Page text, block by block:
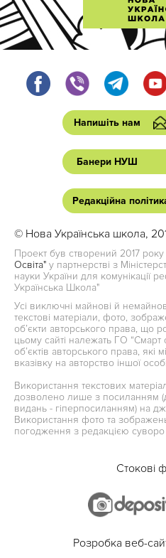
Напишіть нам
Банери НУШ
Редакційна
© Нова Українська школа,
Проект був створений 2017 року
Освіта" у партнерстві з
науки України для комунікації
Українська Школа"
Усі виключні майнові й
текстові матеріали, фото,
об’єкти авторського права, що
цьому сайті належать ГО “Смарт
об’єктів авторського права, які
вказівку на авторство іншої
Використання текстових
дозволено лише з посиланням
видань - гіперпосиланням) на
Використання фото та
погодження з редакцією
Стокові
Розробка веб-